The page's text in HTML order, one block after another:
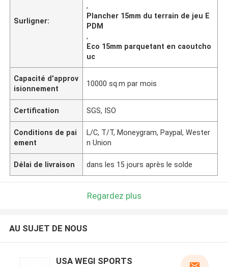
Surligner:
,
Plancher 15mm du terrain de jeu E
PDM
,
Eco 15mm parquetant en caoutcho
uc
Capacité d'approv
isionnement
10000 sq.m par mois
Certification SGS, ISO
Conditions de pai
ement
L/C, T/T, Moneygram, Paypal, Wester
n Union
Délai de livraison dans les 15 jours après le solde
Regardez plus
AU SUJET DE NOUS
USA WEGI SPORTS